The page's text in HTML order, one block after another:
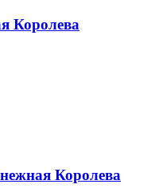
Королева
Королева